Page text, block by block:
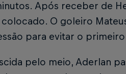
Após receber de
O goleiro
para evitar o
pelo meio, Aderlan